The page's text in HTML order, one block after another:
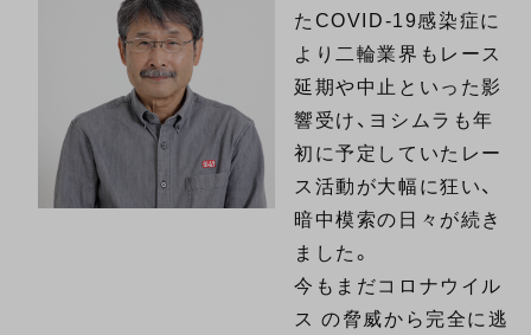
たCOVID-19感染症に
より二輪業界もレース
延期や中止といった影
響受け、ヨシムラも年
初に予定していたレー
ス活動が大幅に狂い、
暗中模索の日々が続き
ました。
今もまだコロナウイル
ス の脅威から完全に逃